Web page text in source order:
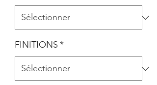
FINITIONS *